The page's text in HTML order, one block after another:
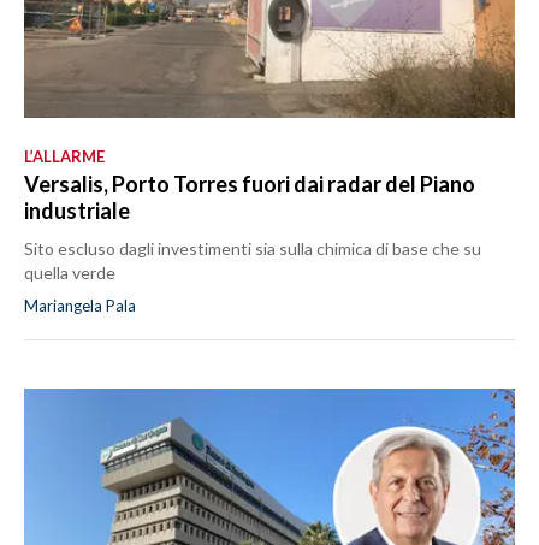
L’ALLARME
Versalis, Porto Torres fuori dai radar del Piano
industriale
Sito escluso dagli investimenti sia sulla chimica di base che su
quella verde
Mariangela Pala